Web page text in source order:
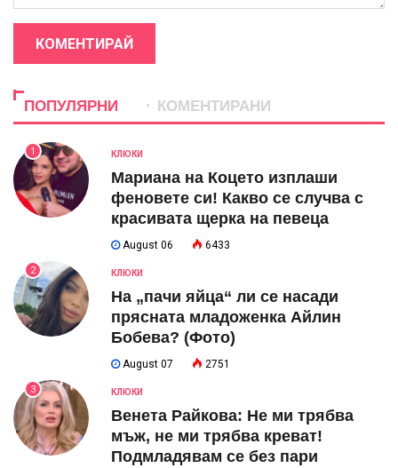
КОМЕНТИРАЙ
ПОПУЛЯРНИ КОМЕНТИРАНИ
1 КЛЮКИ
Мариана на Коцето изплаши
феновете си! Какво се случва с
красивата щерка на певеца
August 06 6433
2 КЛЮКИ
На „пачи яйца“ ли се насади
прясната младоженка Айлин
Бобева? (Фото)
August 07 2751
3 КЛЮКИ
Венета Райкова: Не ми трябва
мъж, не ми трябва креват!
Подмладявам се без пари